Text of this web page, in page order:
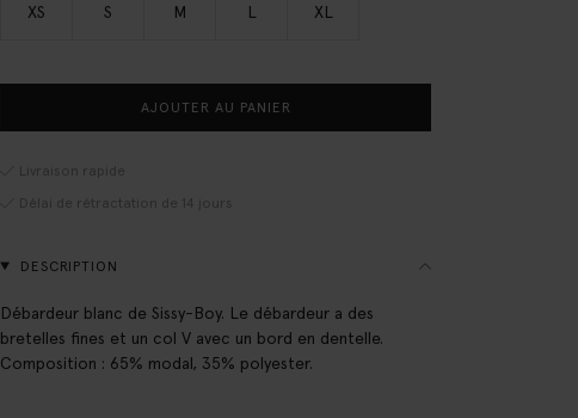
XS S M L XL
AJOUTER AU PANIER
Livraison rapide
Délai de rétractation de 14 jours
DESCRIPTION
Débardeur blanc de Sissy-Boy. Le débardeur a des
bretelles fines et un col V avec un bord en dentelle.
Composition : 65% modal, 35% polyester.